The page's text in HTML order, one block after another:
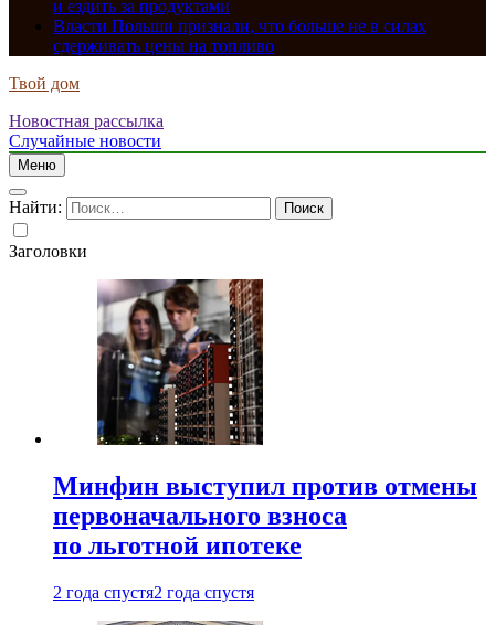
и ездить за продуктами
Власти Польши признали, что больше не в силах
сдерживать цены на топливо
Твой дом
Новостная рассылка
Случайные новости
Меню
Найти:
Заголовки
Минфин выступил против отмены
первоначального взноса
по льготной ипотеке
2 года спустя2 года спустя